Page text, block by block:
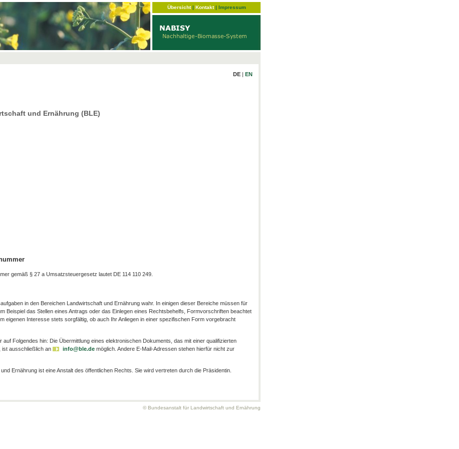
Übersicht| Kontakt| Impressum
DE |EN
und Ernährung (BLE)
gemäß § 27 a Umsatzsteuergesetz lautet DE 114 110 249.
in den Bereichen Landwirtschaft und Ernährung wahr. In einigen dieser Bereiche müssen für
Beispiel das Stellen eines Antrags oder das Einlegen eines Rechtsbehelfs, Formvorschriften beachtet
eigenen Interesse stets sorgfältig, ob auch Ihr Anliegen in einer spezifischen Form vorgebracht
auf Folgendes hin: Die Übermittlung eines elektronischen Dokuments, das mit einer qualifizierten
ist ausschließlich an
info@ble.demöglich. Andere E-Mail-Adressen stehen hierfür nicht zur
Ernährung ist eine Anstalt des öffentlichen Rechts. Sie wird vertreten durch die Präsidentin.
© Bundesanstalt für Landwirtschaft und Ernährung